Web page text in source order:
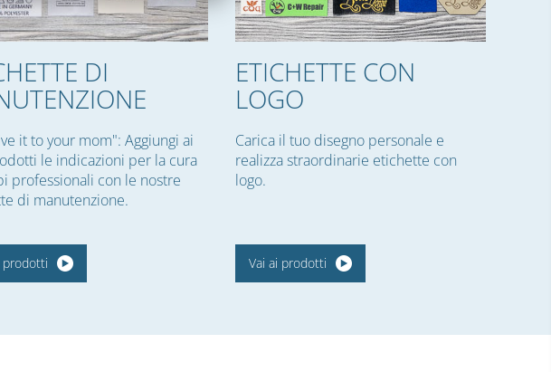
DI
it to your mom": Aggiungi ai
le indicazioni per la cura
professionali con le nostre
di manutenzione.
prodotti
ETICHETTE CON
LOGO
Carica il tuo disegno personale e
realizza straordinarie etichette con
logo.
Vai ai prodotti